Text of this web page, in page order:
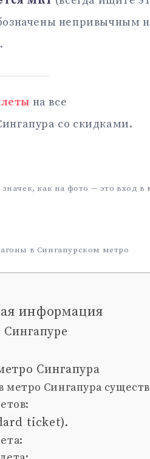
непривычным
на все
со скидками.
как на фото — это вход в
в Сингапурском метро
информация
Сингапура
метро Сингапура
ticket).